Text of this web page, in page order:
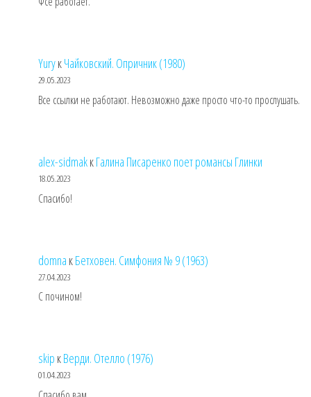
YuryкЧайковский. Опричник (1980)
29.05.2023
Все ссылки не работают. Невозможно даже просто что-то прослушать.
alex-sidmakкГалина Писаренко поет романсы Глинки
18.05.2023
Спасибо!
domna кБетховен. Симфония № 9 (1963)
27.04.2023
С почином!
skip кВерди. Отелло (1976)
01.04.2023